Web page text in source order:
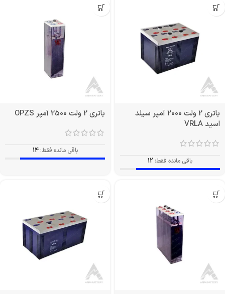
باتری 2 ولت 2000 آمپر سیلد
اسید VRLA
باقی مانده فقط: 12
باتری 2 ولت 2500 آمپر OPZS
باقی مانده فقط: 14